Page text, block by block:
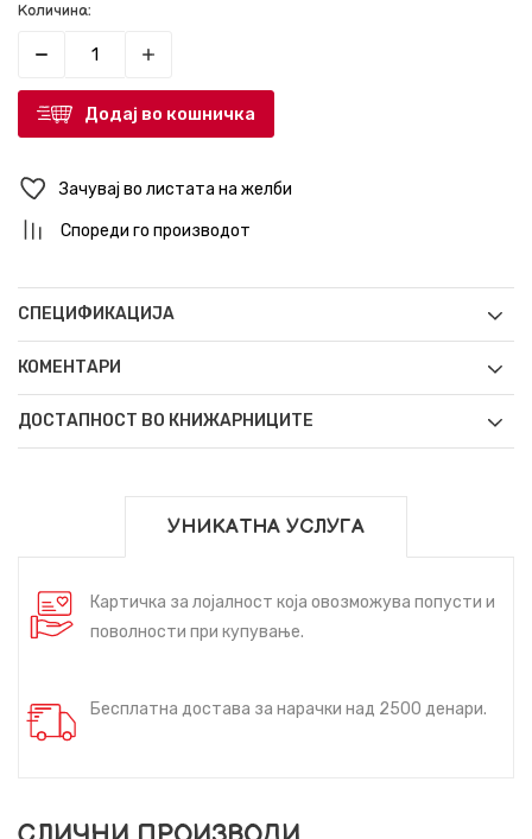
Количина:
Додај во кошничка
Зачувај во листата на желби
Спореди го производот
СПЕЦИФИКАЦИЈА
КОМЕНТАРИ
ДОСТАПНОСТ ВО КНИЖАРНИЦИТЕ
УНИКАТНА УСЛУГА
Картичка за лојалност која овозможува попусти и
поволности при купување.
Бесплатна достава за нарачки над 2500 денари.